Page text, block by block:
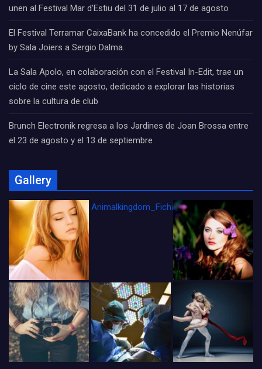
unen al Festival Mar d’Estiu del 31 de julio al 17 de agosto
El Festival Terramar CaixaBank ha concedido el Premio Nenúfar
by Sala Joiers a Sergio Dalma.
La Sala Apolo, en colaboración con el Festival In-Edit, trae un
ciclo de cine este agosto, dedicado a explorar las historias
sobre la cultura de club
Brunch Electronik regresa a los Jardines de Joan Brossa entre
el 23 de agosto y el 13 de septiembre
Gallery
Animalkingdom_FichaCine